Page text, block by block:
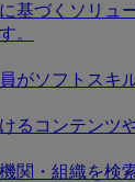
基づくソリュ
。
がソフトスキ
るコンテンツ
関・組織を検